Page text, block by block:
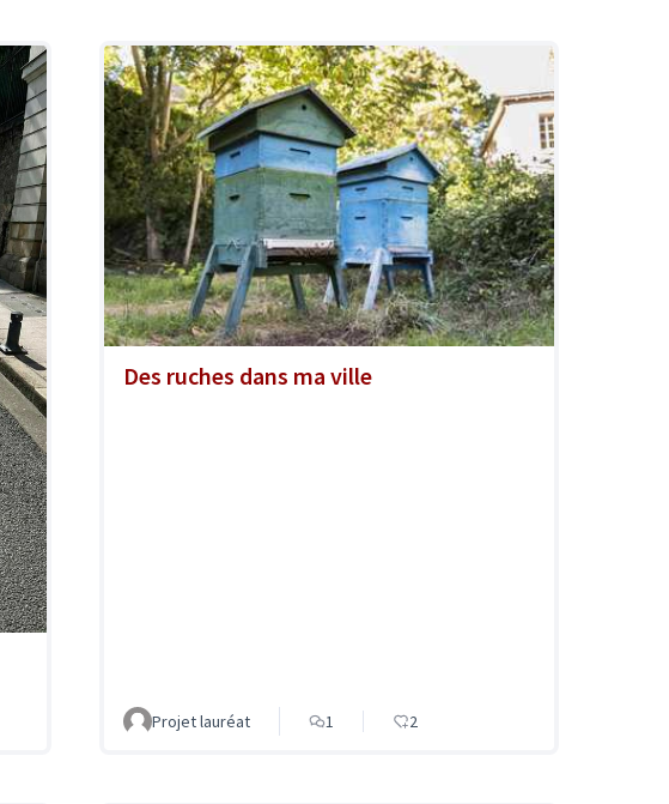
Des ruches dans ma ville
Projet lauréat 1 2